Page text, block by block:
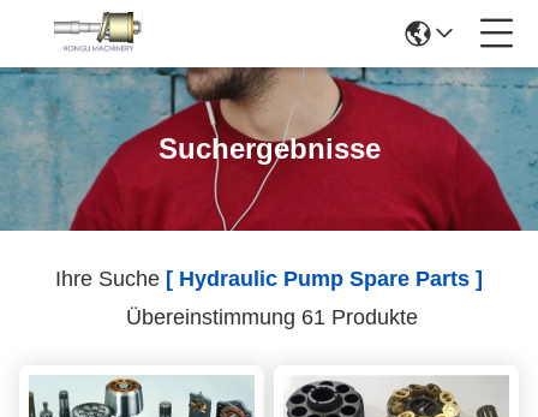
Suchergebnisse
Ihre Suche [ Hydraulic Pump Spare Parts ]
Übereinstimmung 61 Produkte